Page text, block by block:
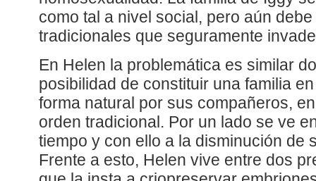
como tal a nivel social, pero aún
tradicionales que seguramente
En Helen la problemática es similar
posibilidad de constituir una familia
forma natural por sus compañeros,
orden tradicional. Por un lado se ve
tiempo y con ello a la disminución de
Frente a esto, Helen vive entre dos